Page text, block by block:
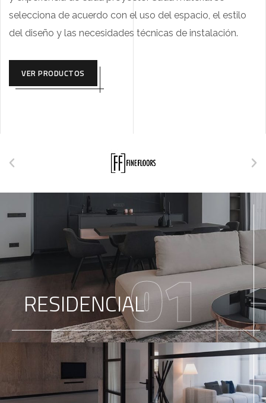
selecciona de acuerdo con el uso del espacio, el estilo
del diseño y las necesidades técnicas de instalación.
VER PRODUCTOS
RESIDENCIAL01